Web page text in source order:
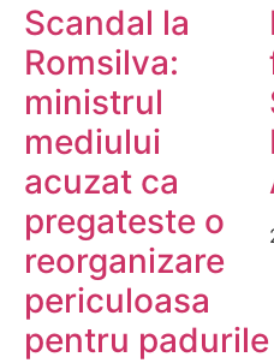
Scandal la
Romsilva:
ministrul
mediului
acuzat ca
pregateste o
reorganizare
periculoasa
pentru padurile